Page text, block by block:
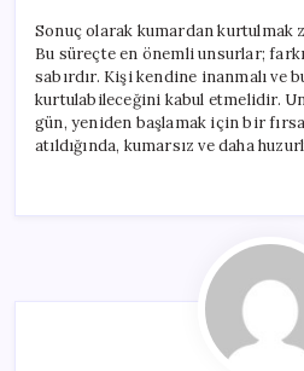
Sonuç olarak kumardan kurtulmak
Bu süreçte en önemli unsurlar;
sabırdır. Kişi kendine inanmalı ve
kurtulabileceğini kabul etmelidir.
gün, yeniden başlamak için bir
atıldığında, kumarsız ve daha